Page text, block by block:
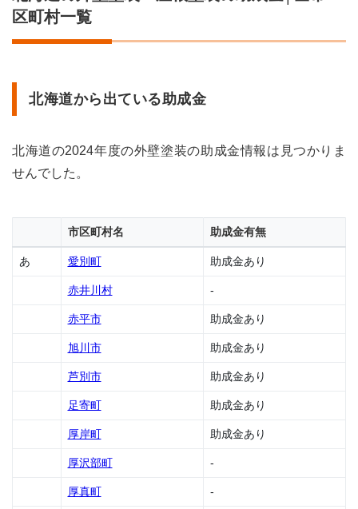
の助
成金
│全
道か
ら出
てい
愛別
町の
助成
赤井
の助
赤平
助成
区町村一覧
北海道から出ている助成金
北海道の2024年度の外壁塗装の助成金情報は見つかりま
せんでした。
市区町村名 助成金有無
あ 愛別町 助成金あり
赤井川村 -
赤平市 助成金あり
旭川市 助成金あり
芦別市 助成金あり
足寄町 助成金あり
厚岸町 助成金あり
厚沢部町 -
厚真町 -